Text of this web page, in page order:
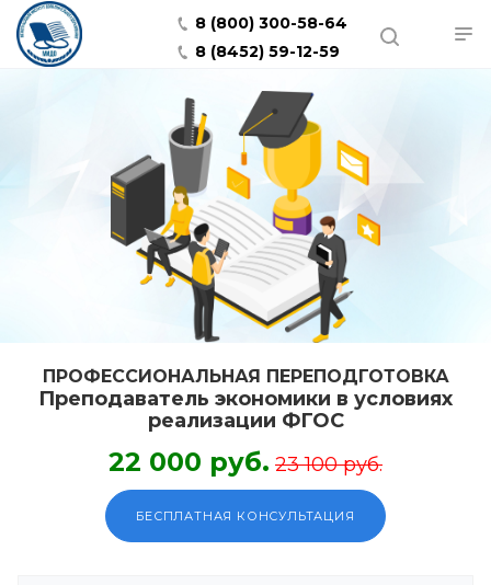
8 (800) 300-58-64
8 (8452) 59-12-59
ПРОФЕССИОНАЛЬНАЯ ПЕРЕПОДГОТОВКА
Преподаватель экономики в условиях
реализации ФГОС
22 000 руб. 23 100 руб.
БЕСПЛАТНАЯ КОНСУЛЬТАЦИЯ